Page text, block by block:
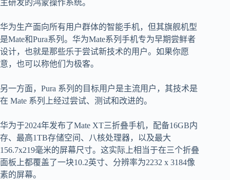
主研发的鸿蒙操作系统。
华为生产面向所有用户群体的智能手机，但其旗舰机型
是Mate和Pura系列。华为Mate系列手机专为早期尝鲜者
设计，也就是那些乐于尝试新技术的用户。如果你愿
意，也可以称他们为极客。
另一方面，Pura 系列的目标用户是主流用户，其技术是
在 Mate 系列上经过尝试、测试和改进的。
华为于2024年发布了Mate XT三折叠手机，配备16GB内
存、最高1TB存储空间、八核处理器，以及最大
156.7x219毫米的屏幕尺寸。这实际上相当于在三个折叠
面板上都覆盖了一块10.2英寸、分辨率为2232 x 3184像
素的屏幕。